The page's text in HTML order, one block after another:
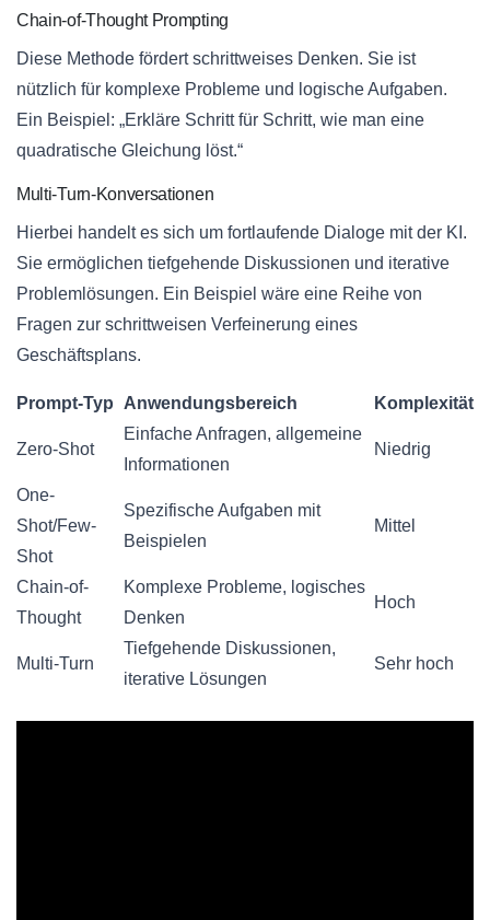
Chain-of-Thought Prompting
Diese Methode fördert schrittweises Denken. Sie ist
nützlich für komplexe Probleme und logische Aufgaben.
Ein Beispiel: „Erkläre Schritt für Schritt, wie man eine
quadratische Gleichung löst.“
Multi-Turn-Konversationen
Hierbei handelt es sich um fortlaufende Dialoge mit der KI.
Sie ermöglichen tiefgehende Diskussionen und iterative
Problemlösungen. Ein Beispiel wäre eine Reihe von
Fragen zur schrittweisen Verfeinerung eines
Geschäftsplans.
Prompt-Typ Anwendungsbereich Komplexität
Zero-Shot
Einfache Anfragen, allgemeine
Informationen
Niedrig
One-
Shot/Few-
Shot
Spezifische Aufgaben mit
Beispielen
Mittel
Chain-of-
Thought
Komplexe Probleme, logisches
Denken
Hoch
Multi-Turn
Tiefgehende Diskussionen,
iterative Lösungen
Sehr hoch